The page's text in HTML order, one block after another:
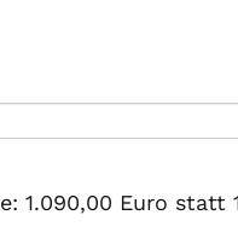
1.090,00 Euro statt